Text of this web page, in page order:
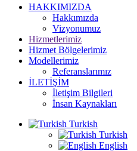
HAKKIMIZDA
Hakkımızda
Vizyonumuz
Hizmetlerimiz
Hizmet Bölgelerimiz
Modellerimiz
Referanslarımız
İLETİŞİM
İletişim Bilgileri
İnsan Kaynakları
Turkish
Turkish
English